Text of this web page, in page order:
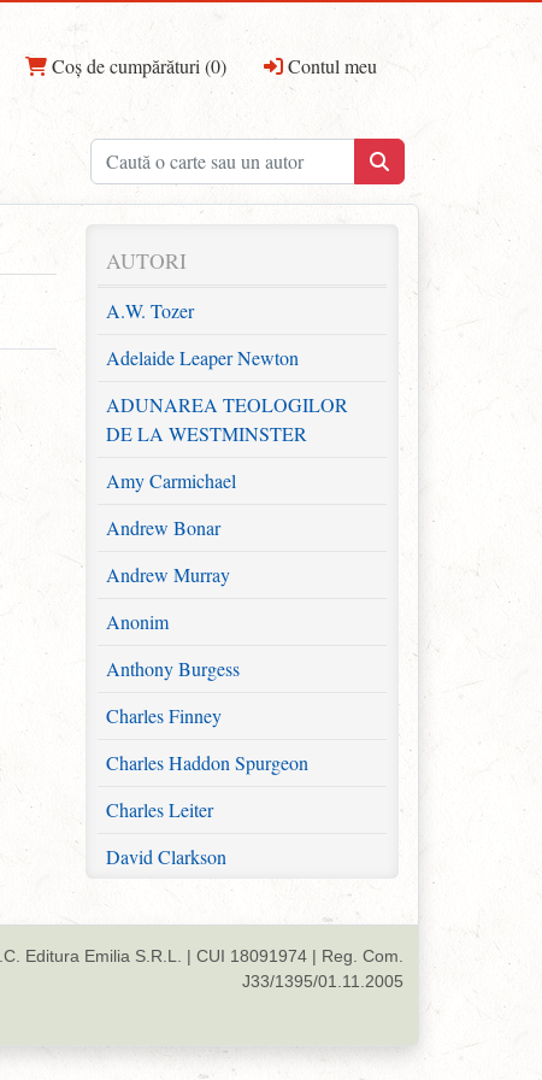
Coș de cumpărături (0) Contul meu
AUTORI
A.W. Tozer
Adelaide Leaper Newton
ADUNAREA TEOLOGILOR
DE LA WESTMINSTER
Amy Carmichael
Andrew Bonar
Andrew Murray
Anonim
Anthony Burgess
Charles Finney
Charles Haddon Spurgeon
Charles Leiter
David Clarkson
David M. M'Intyre
Diverși
Erich Sauer
Editura Emilia S.R.L. | CUI 18091974 | Reg. Com.
J33/1395/01.11.2005